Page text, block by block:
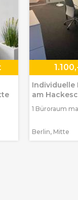
Individuelle
am
Mitte
1 Büroraum
Berlin, Mitte